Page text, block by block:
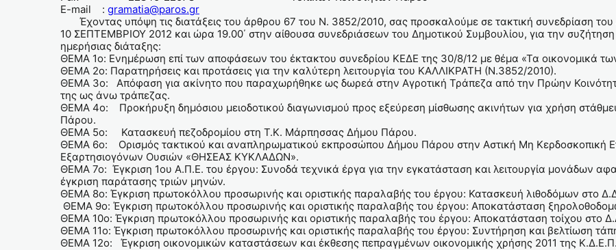
E-mail : gramatia@paros.gr
Έχοντας υπόψη τις διατάξεις του άρθρου 67 του Ν. 3852/2010, σας προσκαλούμε σε τακτική συνεδρίαση του
10 ΣΕΠΤΕΜΒΡΙΟΥ 2012 και ώρα 19.00΄ στην αίθουσα συνεδριάσεων του Δημοτικού Συμβουλίου, για την
ημερήσιας διάταξης:
ΘΕΜΑ 1ο: Ενημέρωση επί των αποφάσεων του έκτακτου συνεδρίου ΚΕΔΕ της 30/8/12 με θέμα «Τα οικονομικά
ΘΕΜΑ 2ο: Παρατηρήσεις και προτάσεις για την καλύτερη λειτουργία του ΚΑΛΛΙΚΡΑΤΗ (Ν.3852/2010).
ΘΕΜΑ 3ο: Απόφαση για ακίνητο που παραχωρήθηκε ως δωρεά στην Αγροτική Τράπεζα από την Πρώην
της ως άνω τράπεζας.
ΘΕΜΑ 4ο: Προκήρυξη δημόσιου μειοδοτικού διαγωνισμού προς εξεύρεση μίσθωσης ακινήτων για χρήση
Πάρου.
ΘΕΜΑ 5ο: Κατασκευή πεζοδρομίου στη Τ.Κ. Μάρπησσας Δήμου Πάρου.
ΘΕΜΑ 6ο: Ορισμός τακτικού και αναπληρωματικού εκπροσώπου Δήμου Πάρου στην Αστική Μη Κερδοσκοπική
Εξαρτησιογόνων Ουσιών «ΘΗΣΕΑΣ ΚΥΚΛΑΔΩΝ».
ΘΕΜΑ 7ο: Έγκριση 1ου Α.Π.Ε. του έργου: Συνοδά τεχνικά έργα για την εγκατάσταση και λειτουργία μονάδων
έγκριση παράτασης τριών μηνών.
ΘΕΜΑ 8ο: Έγκριση πρωτοκόλλου προσωρινής και οριστικής παραλαβής του έργου: Κατασκευή λιθοδόμων στο
ΘΕΜΑ 9ο: Έγκριση πρωτοκόλλου προσωρινής και οριστικής παραλαβής του έργου: Αποκατάσταση
ΘΕΜΑ 10ο: Έγκριση πρωτοκόλλου προσωρινής και οριστικής παραλαβής του έργου: Αποκατάσταση τοίχου στο
ΘΕΜΑ 11ο: Έγκριση πρωτοκόλλου προσωρινής και οριστικής παραλαβής του έργου: Συντήρηση και βελτίωση
ΘΕΜΑ 12ο: Έγκριση οικονομικών καταστάσεων και έκθεσης πεπραγμένων οικονομικής χρήσης 2011 της